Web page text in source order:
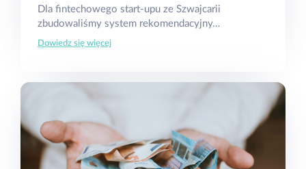
Dla fintechowego start-upu ze Szwajcarii
zbudowaliśmy system rekomendacyjny…
Dowiedz się więcej